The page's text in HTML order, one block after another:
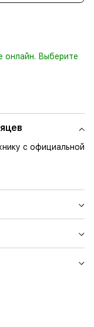
онлайн. Выберите
с официальной